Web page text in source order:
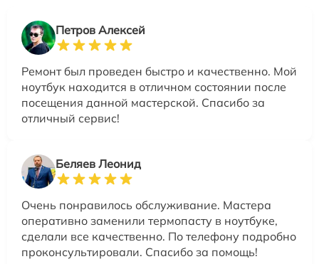
Петров Алексей
Ремонт был проведен быстро и качественно. Мой
ноутбук находится в отличном состоянии после
посещения данной мастерской. Спасибо за
отличный сервис!
Беляев Леонид
Очень понравилось обслуживание. Мастера
оперативно заменили термопасту в ноутбуке,
сделали все качественно. По телефону подробно
проконсультировали. Спасибо за помощь!